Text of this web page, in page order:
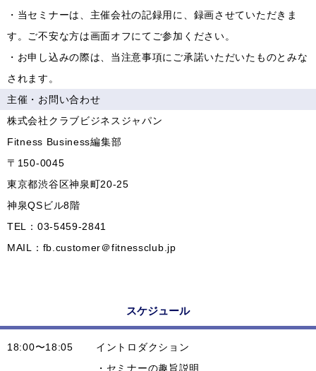
・当セミナーは、主催会社の記録用に、録画させていただきま
す。ご不安な方は画面オフにてご参加ください。
・お申し込みの際は、当注意事項にご承諾いただいたものとみな
されます。
主催・お問い合わせ
株式会社クラブビジネスジャパン
Fitness Business編集部
〒150-0045
東京都渋谷区神泉町20-25
神泉QSビル8階
TEL：03-5459-2841
MAIL：fb.customer＠fitnessclub.jp
スケジュール
18:00〜18:05
イントロダクション
・セミナーの趣旨説明